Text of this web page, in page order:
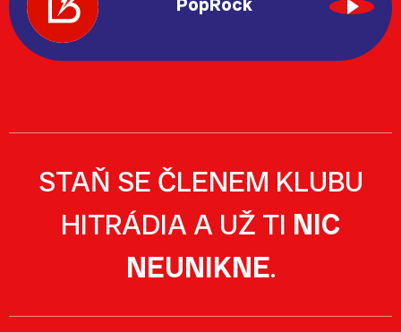
STAŇ SE ČLENEM KLUBU
HITRÁDIA A UŽ TI NIC
NEUNIKNE.